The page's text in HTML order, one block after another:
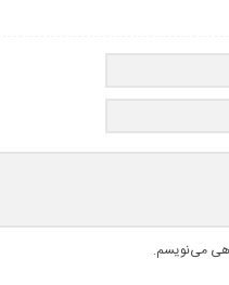
می‌نویسم.